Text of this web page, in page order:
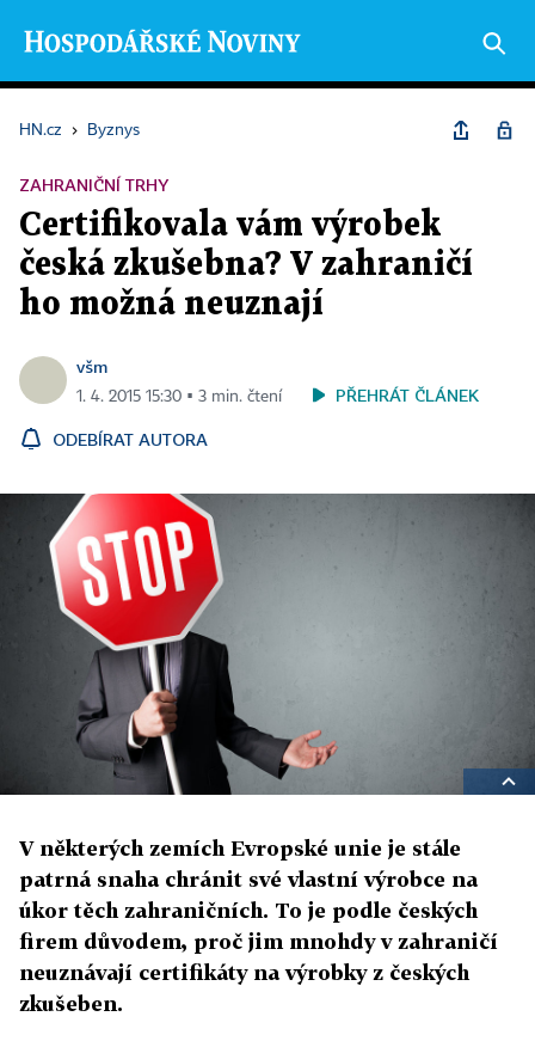
HN.cz › Byznys
ZAHRANIČNÍ TRHY
Certifikovala vám výrobek
česká zkušebna? V zahraničí
ho možná neuznají
všm
1. 4. 2015 15:30 ▪ 3 min. čtení PŘEHRÁT ČLÁNEK
ODEBÍRAT AUTORA
V některých zemích Evropské unie je stále
patrná snaha chránit své vlastní výrobce na
úkor těch zahraničních. To je podle českých
firem důvodem, proč jim mnohdy v zahraničí
neuznávají certifikáty na výrobky z českých
zkušeben.